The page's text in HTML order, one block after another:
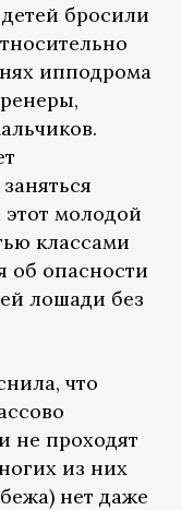
бросили
ипподрома
молодой
классами
об опасности
лошади без
что
не проходят
из них
нет даже